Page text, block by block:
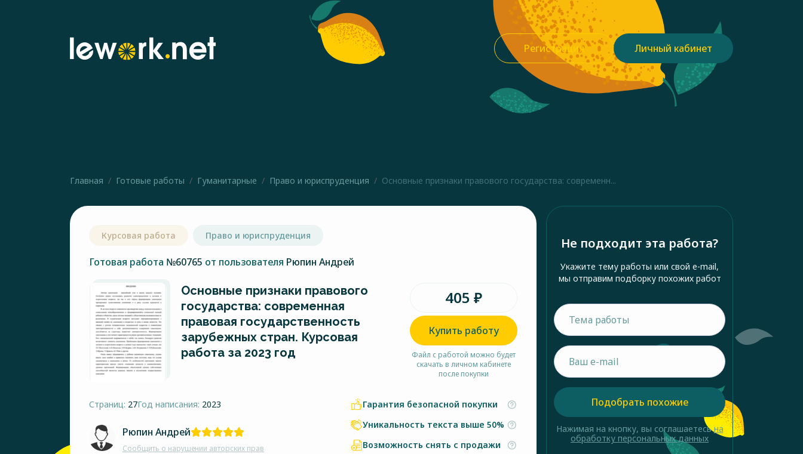
Регистрация Личный кабинет
Главная Готовые работы Гуманитарные Право и юриспруденция Основные признаки правового государства: современн...
Курсовая работа Право и юриспруденция
Готовая работа №60765 от пользователя Рюпин Андрей
Основные признаки правового
государства: современная
правовая государственность
зарубежных стран. Курсовая
работа за 2023 год
405 ₽
Купить работу
Файл с работой можно будет
скачать в личном кабинете
после покупки
Страниц: 27Год написания: 2023
Рюпин Андрей
Сообщить о нарушении авторских прав
Гарантия безопасной покупки
Уникальность текста выше 50%
Возможность снять с продажи
Не подходит эта работа?
Укажите тему работы или свой e-mail,
мы отправим подборку похожих работ
Подобрать похожие
Нажимая на кнопку, вы соглашаетесьна
обработку персональных данных